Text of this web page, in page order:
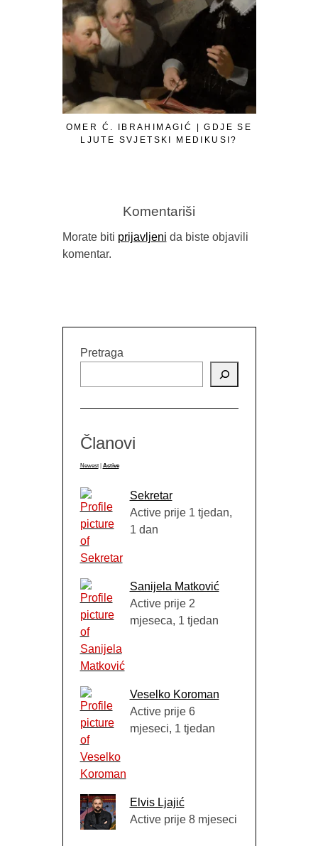
OMER Ć. IBRAHIMAGIĆ | GDJE SE
LJUTE SVJETSKI MEDIKUSI?
Komentariši
Morate biti prijavljeni da biste objavili
komentar.
Pretraga
Članovi
Newest Active
Sekretar
Active prije 1 tjedan,
1 dan
Sanijela Matković
Active prije 2
mjeseca, 1 tjedan
Veselko Koroman
Active prije 6
mjeseci, 1 tjedan
Elvis Ljajić
Active prije 8 mjeseci